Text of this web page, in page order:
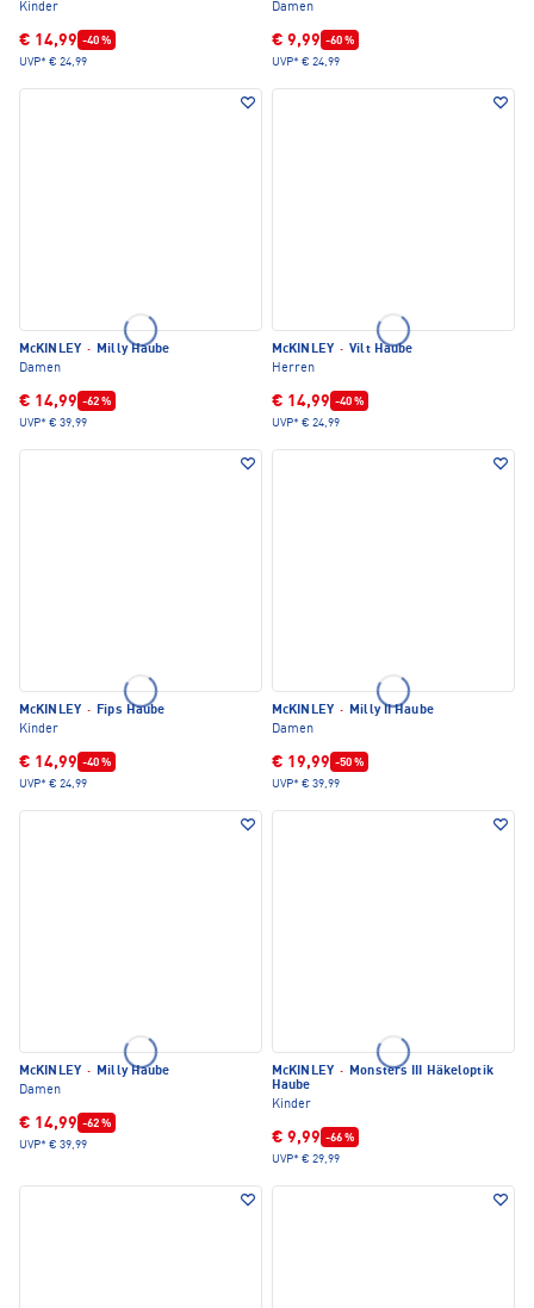
Kinder
€ 14,99 -40 %
UVP* € 24,99
Damen
€ 9,99 -60 %
UVP* € 24,99
McKINLEY · Milly Haube
Damen
€ 14,99 -62 %
UVP* € 39,99
McKINLEY · Vilt Haube
Herren
€ 14,99 -40 %
UVP* € 24,99
McKINLEY · Fips Haube
Kinder
€ 14,99 -40 %
UVP* € 24,99
McKINLEY · Milly II Haube
Damen
€ 19,99 -50 %
UVP* € 39,99
McKINLEY · Milly Haube
Damen
€ 14,99 -62 %
UVP* € 39,99
McKINLEY · Monsters III Häkeloptik
Haube
Kinder
€ 9,99 -66 %
UVP* € 29,99